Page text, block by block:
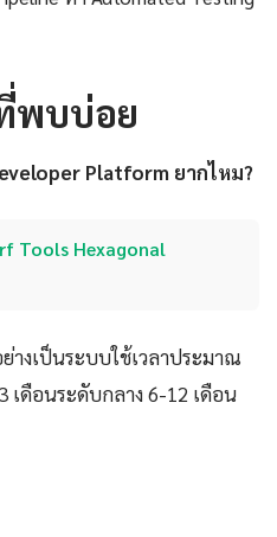
พบบ่อย
Platform ยากไหม?
Tools Hexagonal
างเป็นระบบใช้เวลาประมาณ
ดือนระดับกลาง 6-12 เดือน